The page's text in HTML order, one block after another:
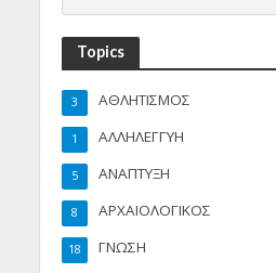
Topics
ΑΘΛΗΤΙΣΜΟΣ
3
ΑΛΛΗΛΕΓΓΥΗ
1
ΑΝΑΠΤΥΞΗ
5
ΑΡΧΑΙΟΛΟΓΙΚΟΣ
8
ΓΝΩΣΗ
18